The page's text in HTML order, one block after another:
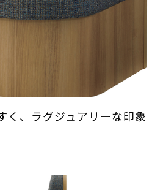
く、ラグジュアリーな印象